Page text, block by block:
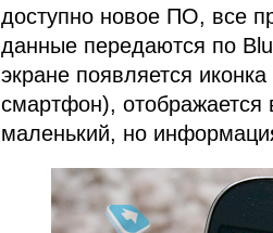
доступно новое ПО, все
данные передаются по
экране появляется
смартфон), отображается
маленький, но